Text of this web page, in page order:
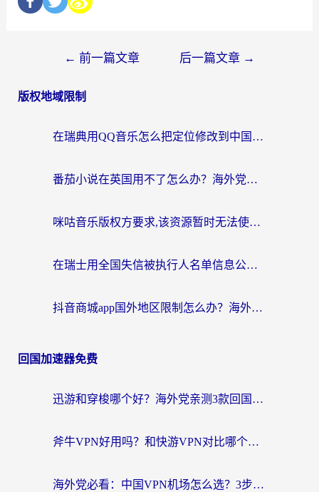
← 前一篇文章 后一篇文章 →
版权地域限制
在瑞典用QQ音乐怎么把定位修改到中国国内？留学生亲测有效的回国加速方案
番茄小说在英国用不了怎么办？海外党亲测有效的回国加速解决方案
咪咕音乐版权方要求,该资源暂时无法使用？海外党这样解决听歌听书+看剧炒股难题
在瑞士用全国失信被执行人名单信息公布与查询地区限制怎么办？还能看欧洲杯直播和咪咕视频吗？
抖音商城app国外地区限制怎么办？海外党解锁国内内容的实用指南
回国加速器免费
迅游和穿梭哪个好？海外党亲测3款回国加速器+手游加速对比，附避坑指南
斧牛VPN好用吗？和快游VPN对比哪个回国效果更好？马来西亚留学生亲测分享
海外党必看：中国VPN机场怎么选？3步教你无缝访问国内资源（附避坑指南）